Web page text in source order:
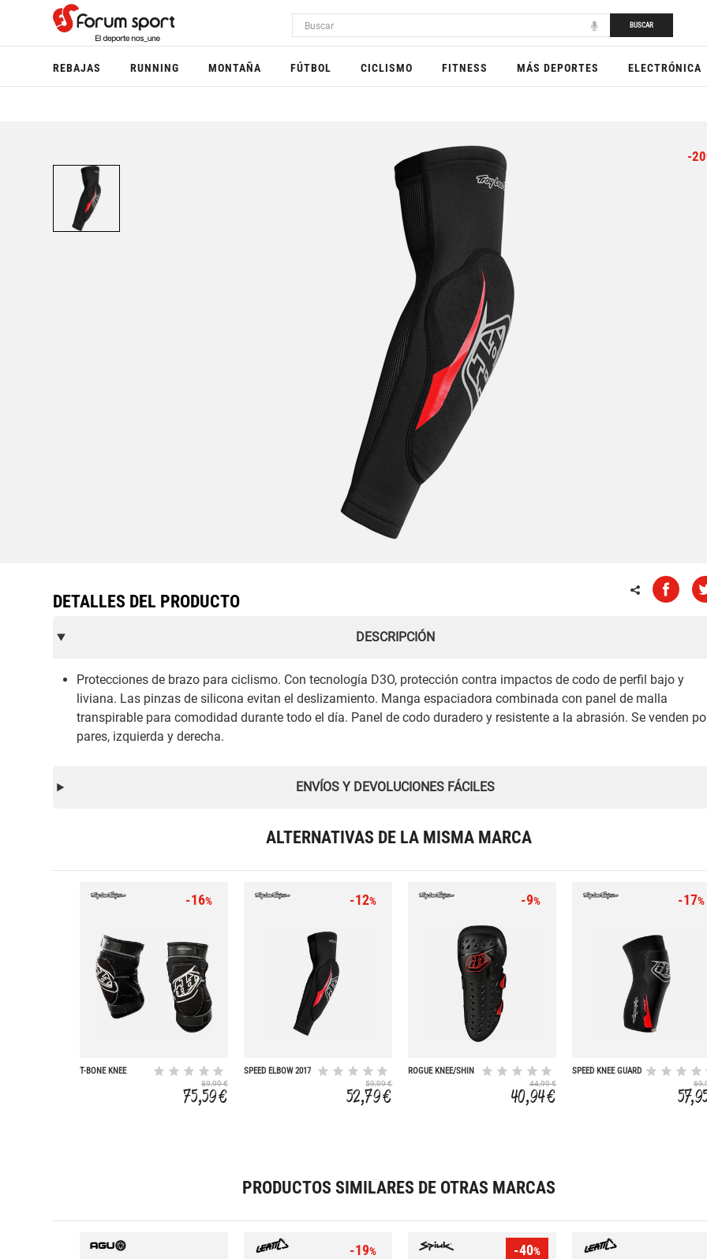
BUSCAR
REBAJAS RUNNING MONTAÑA FÚTBOL CICLISMO FITNESS MÁS DEPORTES ELECTRÓNICA
-20
DETALLES DEL PRODUCTO
DESCRIPCIÓN
Protecciones de brazo para ciclismo. Con tecnología D3O, protección contra impactos de codo de perfil bajo y
liviana. Las pinzas de silicona evitan el deslizamiento. Manga espaciadora combinada con panel de malla
transpirable para comodidad durante todo el día. Panel de codo duradero y resistente a la abrasión. Se venden
pares, izquierda y derecha.
ENVÍOS Y DEVOLUCIONES FÁCILES
ALTERNATIVAS DE LA MISMA MARCA
-16%
T-BONE KNEE
89,99 €
75,59 €
-12%
SPEED ELBOW 2017
59,99 €
52,79 €
-9%
ROGUE KNEE/SHIN
44,99 €
40,94 €
-17%
SPEED KNEE GUARD
PRODUCTOS SIMILARES DE OTRAS MARCAS
-19% -40%